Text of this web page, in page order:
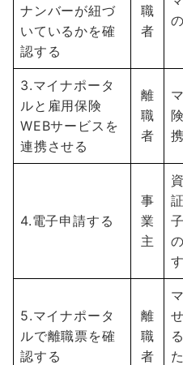
ナンバーが紐づ
いているかを確
認する
職
者
3.マイナポータ
ルと雇用保険
WEBサービスを
連携させる
離
職
者
4.電子申請する
事
業
主
5.マイナポータ
ルで離職票を確
認する
離
職
者